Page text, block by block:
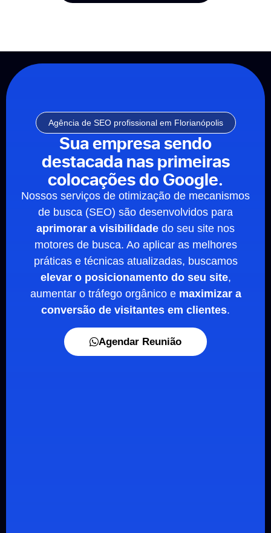
Agência de SEO profissional em Florianópolis
Sua empresa sendo
destacada nas primeiras
colocações do Google.
Nossos serviços de otimização de mecanismos
de busca (SEO) são desenvolvidos para
aprimorar a visibilidade do seu site nos
motores de busca. Ao aplicar as melhores
práticas e técnicas atualizadas, buscamos
elevar o posicionamento do seu site,
aumentar o tráfego orgânico e maximizar a
conversão de visitantes em clientes.
Agendar Reunião